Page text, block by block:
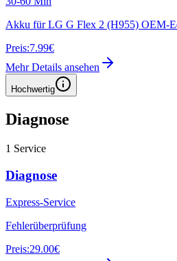
Akku für LG G Flex 2 (H955) OEM-
Preis:7.99€
Mehr Details ansehen
Hochwertig
Diagnose
1 Service
Diagnose
Express-Service
Fehlerüberprüfung
Preis:29.00€